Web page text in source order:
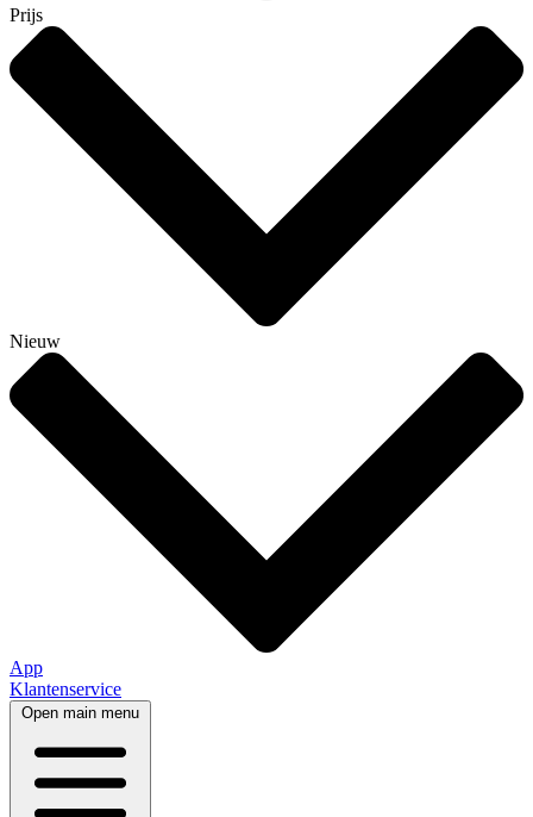
Prijs
Nieuw
App
Klantenservice
Open main menu